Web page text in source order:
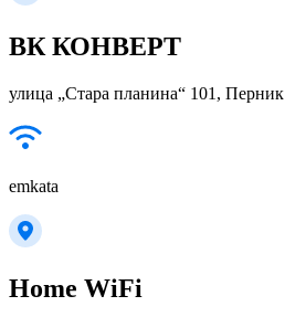
ВК КОНВЕРТ
улица „Стара планина“ 101, Перник
emkata
Home WiFi